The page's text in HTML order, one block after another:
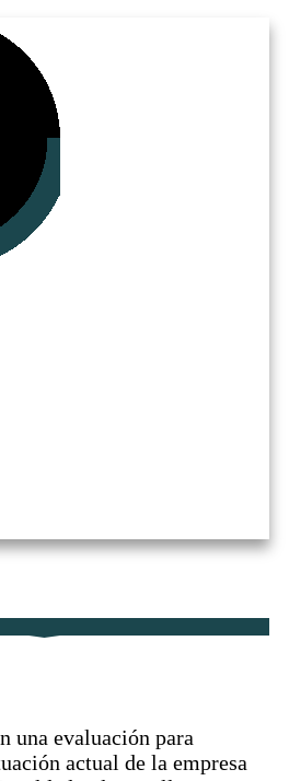
una evaluación para
actual de la empresa